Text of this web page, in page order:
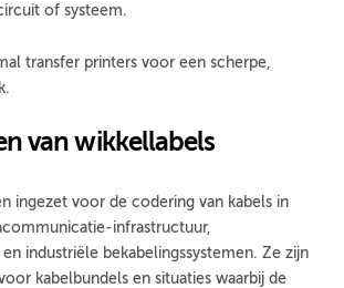
of systeem.
transfer printers voor een scherpe,
van wikkellabels
ingezet voor de codering van kabels in
infrastructuur,
industriële bekabelingssystemen. Ze zijn
kabelbundels en situaties waarbij de